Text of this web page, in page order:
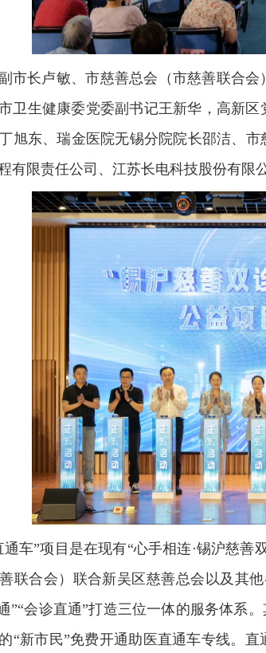
市长卢敏、市慈善总会（市慈善联合
卫生健康委党委副书记王新华，高新
旭东、瑞金医院无锡分院院长邵洁、
有限责任公司、江苏长电科技股份有限
通车”项目是在现有“心手相连·锡沪慈
联合会）联合新吴区慈善总会以及其
”“会诊直通”打造三位一体的服务体系
“新市民”免费开通助医直通车专线。